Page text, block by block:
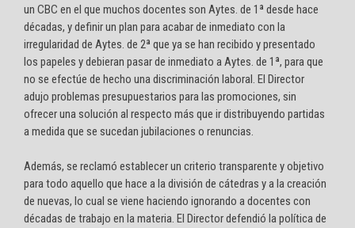
un CBC en el que muchos docentes son Aytes. de 1ª desde hace
décadas, y definir un plan para acabar de inmediato con la
irregularidad de Aytes. de 2ª que ya se han recibido y presentado
los papeles y debieran pasar de inmediato a Aytes. de 1ª, para que
no se efectúe de hecho una discriminación laboral. El Director
adujo problemas presupuestarios para las promociones, sin
ofrecer una solución al respecto más que ir distribuyendo partidas
a medida que se sucedan jubilaciones o renuncias.
Además, se reclamó establecer un criterio transparente y objetivo
para todo aquello que hace a la división de cátedras y a la creación
de nuevas, lo cual se viene haciendo ignorando a docentes con
décadas de trabajo en la materia. El Director defendió la política de